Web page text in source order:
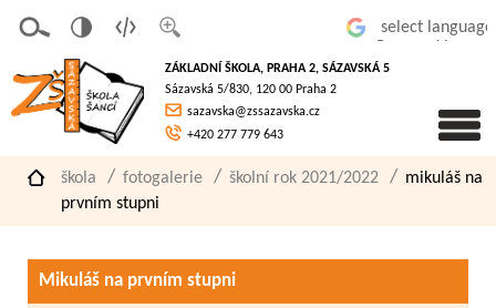
písmo
á
verze
pro
slaboz
raké
ZÁKLADNÍ ŠKOLA, PRAHA 2, SÁZAVSKÁ 5
Sázavská 5/830, 120 00 Praha 2
sazavska@zssazavska.cz
+420 277 779 643
škola fotogalerie školní rok 2021/2022
mikuláš na
prvním stupni
Mikuláš na prvním stupni